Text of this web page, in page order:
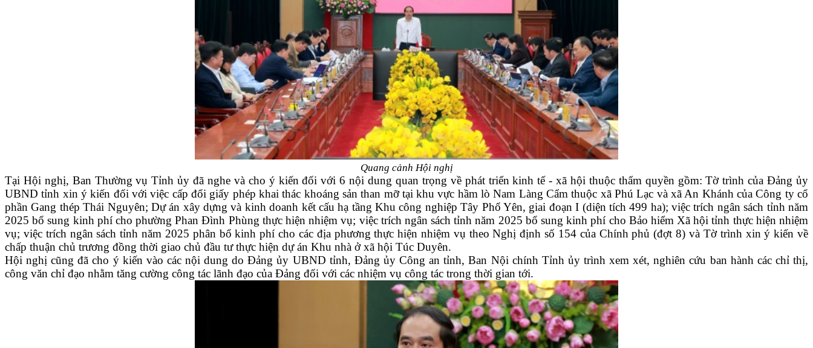
Quang cảnh Hội nghị
Tại Hội nghị, Ban Thường vụ Tỉnh ủy đã nghe và cho ý kiến đối với 6 nội dung quan trọng về phát triển kinh tế - xã hội thuộc thẩm quyền gồm: Tờ trình của Đảng ủy
UBND tỉnh xin ý kiến đối với việc cấp đổi giấy phép khai thác khoáng sản than mỡ tại khu vực hầm lò Nam Làng Cẩm thuộc xã Phú Lạc và xã An Khánh của Công ty cổ
phần Gang thép Thái Nguyên; Dự án xây dựng và kinh doanh kết cấu hạ tầng Khu công nghiệp Tây Phổ Yên, giai đoạn I (diện tích 499 ha); việc trích ngân sách tỉnh năm
2025 bổ sung kinh phí cho phường Phan Đình Phùng thực hiện nhiệm vụ; việc trích ngân sách tỉnh năm 2025 bổ sung kinh phí cho Bảo hiểm Xã hội tỉnh thực hiện nhiệm
vụ; việc trích ngân sách tỉnh năm 2025 phân bổ kinh phí cho các địa phương thực hiện nhiệm vụ theo Nghị định số 154 của Chính phủ (đợt 8) và Tờ trình xin ý kiến về
chấp thuận chủ trương đồng thời giao chủ đầu tư thực hiện dự án Khu nhà ở xã hội Túc Duyên.
Hội nghị cũng đã cho ý kiến vào các nội dung do Đảng ủy UBND tỉnh, Đảng ủy Công an tỉnh, Ban Nội chính Tỉnh ủy trình xem xét, nghiên cứu ban hành các chỉ thị,
công văn chỉ đạo nhằm tăng cường công tác lãnh đạo của Đảng đối với các nhiệm vụ công tác trong thời gian tới.